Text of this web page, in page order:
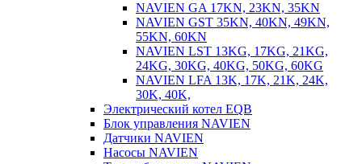
NAVIEN GA 17KN, 23KN, 35KN
NAVIEN GST 35KN, 40KN, 49KN,
55KN, 60KN
NAVIEN LST 13KG, 17KG, 21KG,
24KG, 30KG, 40KG, 50KG, 60KG
NAVIEN LFA 13K, 17K, 21K, 24K,
30K, 40K,
Электрический котел EQB
Блок управления NAVIEN
Датчики NAVIEN
Насосы NAVIEN